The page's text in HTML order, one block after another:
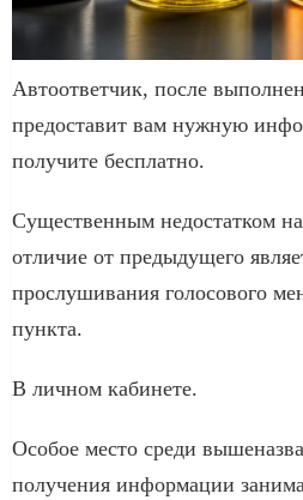
Автоответчик, после
предоставит вам нужную
получите бесплатно.
Существенным недостатком
отличие от предыдущего
прослушивания голосового
пункта.
В личном кабинете.
Особое место среди
получения информации